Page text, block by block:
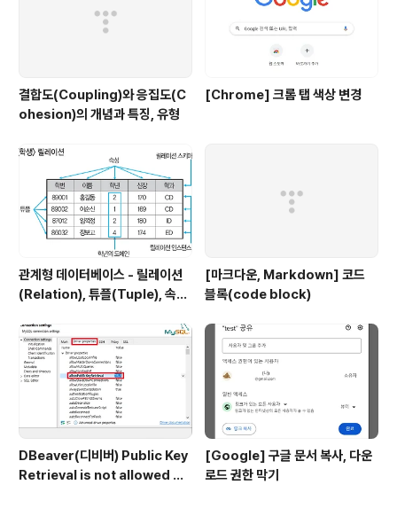
결합도(Coupling)와 응집도(C
ohesion)의 개념과 특징, 유형
[Chrome] 크롬 탭 색상 변경
관계형 데이터베이스 - 릴레이션
(Relation), 튜플(Tuple), 속성
[마크다운, Markdown] 코드
블록(code block)
DBeaver(디비버) Public Key
Retrieval is not allowed 에
[Google] 구글 문서 복사, 다운
로드 권한 막기